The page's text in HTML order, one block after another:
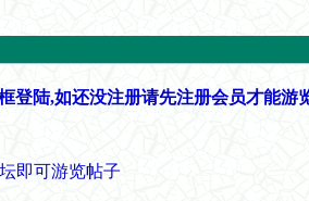
登陆,如还没注册请先注册会员才能游
即可游览帖子